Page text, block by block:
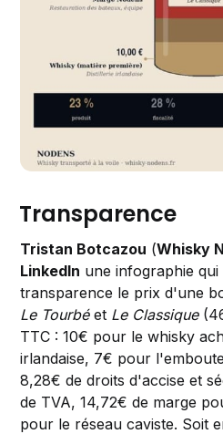
Transparence
Tristan Botcazou (Whisky
LinkedIn une infographie
transparence le prix d'une
Le Tourbéet Le Classique
TTC : 10€ pour le whisky
irlandaise, 7€ pour
8,28€ de droits d'accise et
de TVA, 14,72€ de marge
pour le réseau caviste. Soit